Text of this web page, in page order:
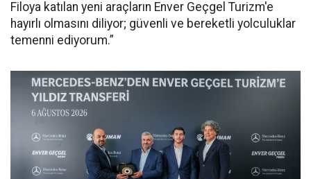
Filoya katılan yeni araçların Enver Geçgel Turizm'e
hayırlı olmasını diliyor; güvenli ve bereketli yolculuklar
temenni ediyorum.”